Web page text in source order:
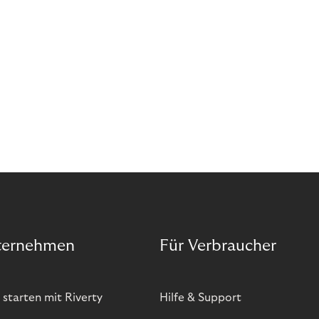
starten mit Riverty
Für Verbraucher
Hilfe & Support